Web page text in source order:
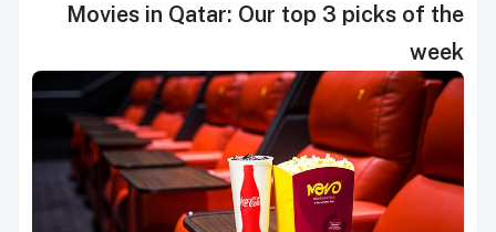
Movies in Qatar: Our top 3 picks of the
week